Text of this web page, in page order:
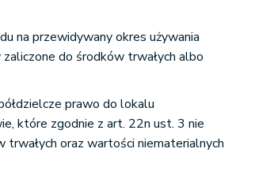
na przewidywany okres używania
do środków trwałych albo
prawo do lokalu
które zgodnie z art. 22n ust. 3 nie
oraz wartości niematerialnych